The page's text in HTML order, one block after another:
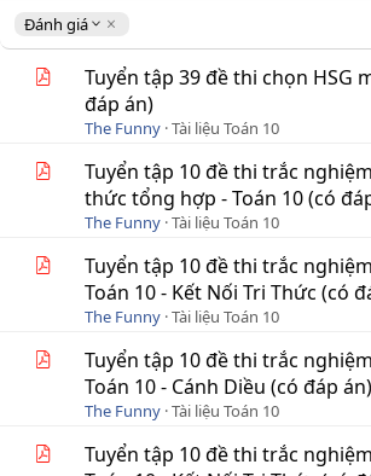
Đánh giá
D
e
Tuyển tập 39 đề thi chọn HSG
đáp án)
The Funny Tài liệu Toán 10
Tuyển tập 10 đề thi trắc
thức tổng hợp - Toán 10 (có
The Funny Tài liệu Toán 10
Tuyển tập 10 đề thi trắc
Toán 10 - Kết Nối Tri Thức (có
The Funny Tài liệu Toán 10
Tuyển tập 10 đề thi trắc
Toán 10 - Cánh Diều (có đáp án)
The Funny Tài liệu Toán 10
Tuyển tập 10 đề thi trắc